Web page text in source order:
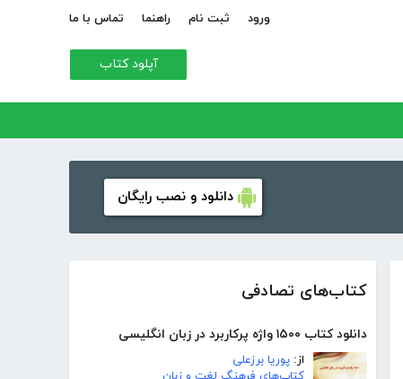
ورود ثبت نام راهنما تماس با ما
آپلود کتاب
دانلود و نصب رایگان
کتاب‌های تصادفی
دانلود کتاب ۱۵۰۰ واژه پرکاربرد در زبان انگلیسی
از: پوریا برزعلی